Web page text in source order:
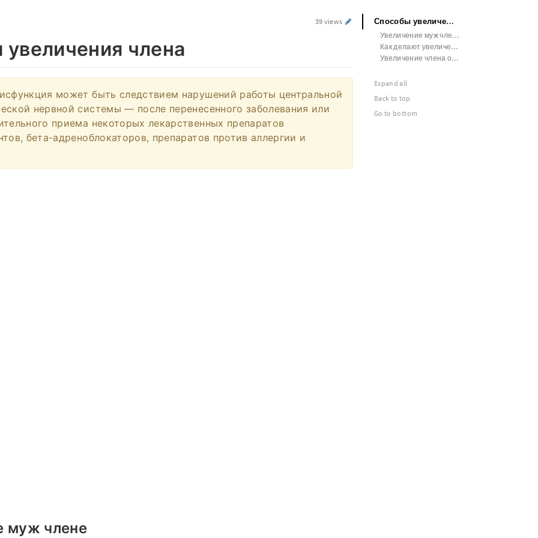
39 views
члена
может быть следствием нарушений работы центральной
нервной системы — после перенесенного заболевания или
приема некоторых лекарственных препаратов
бета-адреноблокаторов, препаратов против аллергии и
муж члене
Способы увеличения члена
Увеличение муж члене
Как делают увеличение члена
Увеличение члена операция новосибирск
Expand all
Back to top
Go to bottom